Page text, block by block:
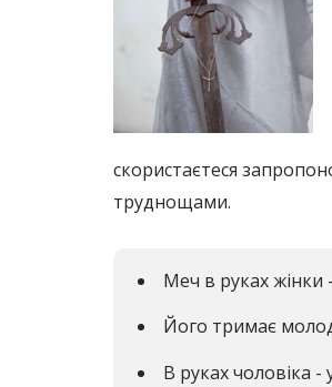
скористаєтеся
труднощами.
Меч в руках жінки
Його тримає
В руках чоловіка -